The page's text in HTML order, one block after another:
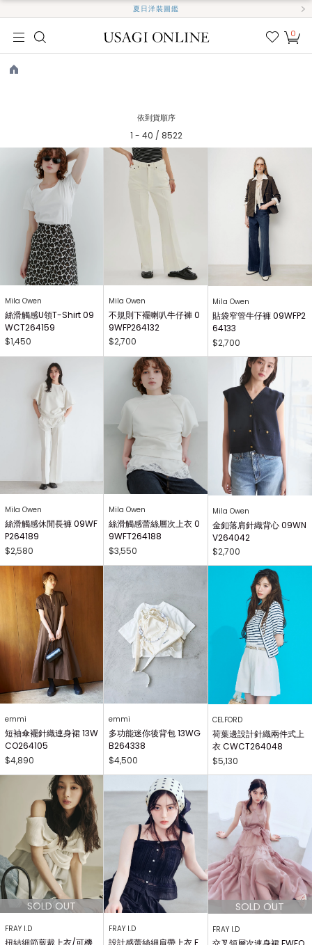
夏日洋裝圖鑑
我的
0
依到貨順序
1 - 40 / 8522
Mila Owen
絲滑觸感U領T-Shirt 09
WCT264159
$1,450
Mila Owen
不規則下襬喇叭牛仔褲 0
9WFP264132
$2,700
Mila Owen
貼袋窄管牛仔褲 09WFP2
64133
$2,700
Mila Owen
絲滑觸感休閒長褲 09WF
P264189
$2,580
Mila Owen
絲滑觸感蕾絲層次上衣 0
9WFT264188
$3,550
Mila Owen
金釦落肩針織背心 09WN
V264042
$2,700
emmi
短袖傘襬針織連身裙 13W
CO264105
$4,890
emmi
多功能迷你後背包 13WG
B264338
$4,500
CELFORD
荷葉邊設計針織兩件式上
衣 CWCT264048
$5,130
FRAY I.D
扭結細節剪裁上衣/可機
FRAY I.D
設計感蕾絲細肩帶上衣 F
FRAY I.D